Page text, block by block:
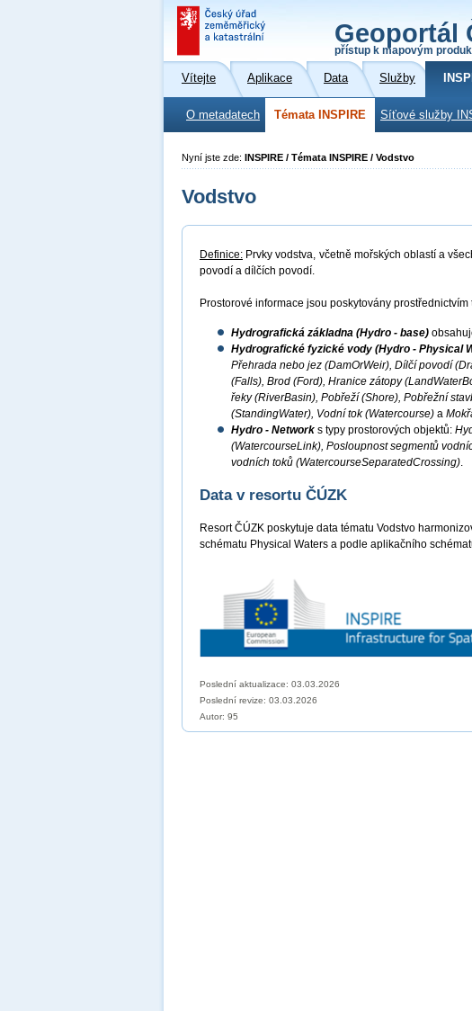
Geoportál
přístup k mapovým
Vítejte Aplikace Data Služby
O metadatech Témata INSPIRE Síťové služby
Nyní jste zde: INSPIRE / Témata INSPIRE / Vodstvo
Vodstvo
Definice: Prvky vodstva, včetně mořských oblastí a
povodí a dílčích povodí.
Prostorové informace jsou poskytovány
Hydrografická základna (Hydro - base)
Hydrografické fyzické vody (Hydro - Physical
Přehrada nebo jez (DamOrWeir), Dílčí povodí
(Falls), Brod (Ford), Hranice zátopy
řeky (RiverBasin), Pobřeží (Shore), Pobřežní
(StandingWater), Vodní tok (Watercourse) a
Hydro - Network s typy prostorových objektů:
(WatercourseLink), Posloupnost segmentů
vodních toků (WatercourseSeparatedCrossing).
Data v resortu ČÚZK
Resort ČÚZK poskytuje data tématu Vodstvo
schématu Physical Waters a podle aplikačního
Poslední aktualizace: 03.03.2026
Poslední revize: 03.03.2026
Autor: 95